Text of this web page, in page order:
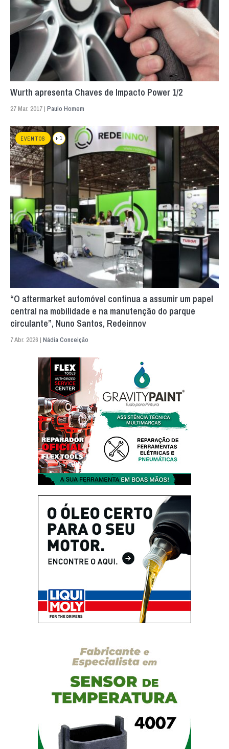
Wurth apresenta Chaves de Impacto Power 1/2
27 Mar. 2017 | Paulo Homem
EVENTOS + 1
“O aftermarket automóvel continua a assumir um papel
central na mobilidade e na manutenção do parque
circulante”, Nuno Santos, Redeinnov
7 Abr. 2026 | Nádia Conceição